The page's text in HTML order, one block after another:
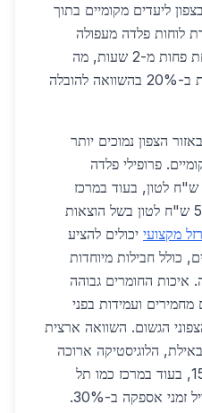
ליעדים מקומיים בתוך
לוחות פלדה מעפולה
לפרויקטים בעמק יזרעל לוקחת פחות מ-2 שעות, מה
שמפחית עלויות דלק ומשאיות ב-20% בהשוואה להובלה
באזור הצפון נמוכים יותר
פרופילי פלדה
סטנדרטיים עולים כ-4,500 ש"ח לטון, בעוד במרכז
הארץ המחיר מטפס ל-5,200 ש"ח לטון בשל הוצאות
מקצועי יכולים להציע
כולל חבילות מיוחדות
איכות החומרים גבוהה
ועמידות בפני
הגשום. השוואה ארצית
הלוגיסטיקה ארוכה
יותר והמחירים גבוהים ב-15%, בעוד במרכז כמו תל
אספקה ב-30%.